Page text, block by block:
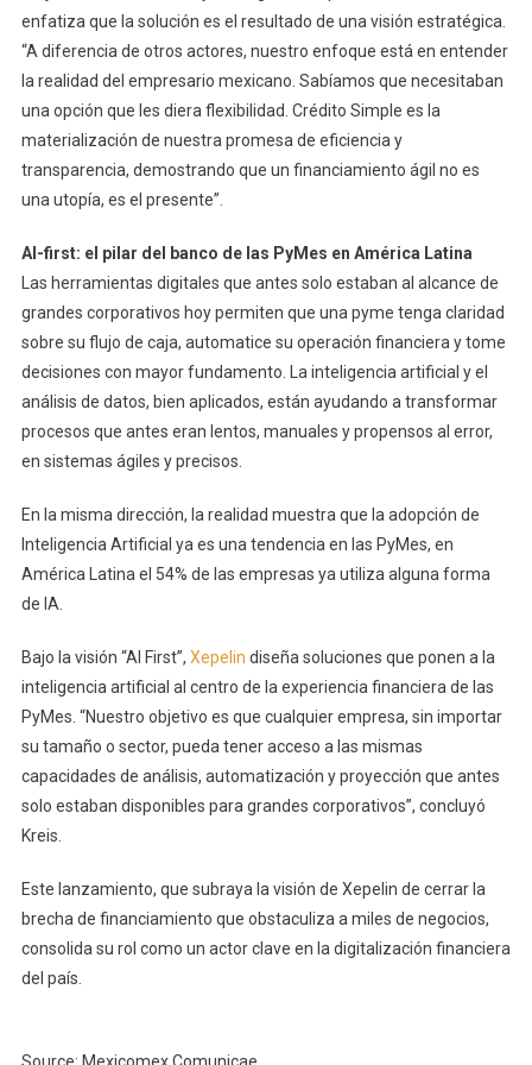
enfatiza que la solución es el resultado de una visión estratégica.
“A diferencia de otros actores, nuestro enfoque está en entender
la realidad del empresario mexicano. Sabíamos que necesitaban
una opción que les diera flexibilidad. Crédito Simple es la
materialización de nuestra promesa de eficiencia y
transparencia, demostrando que un financiamiento ágil no es
una utopía, es el presente”.
AI-first: el pilar del banco de las PyMes en América Latina
Las herramientas digitales que antes solo estaban al alcance de
grandes corporativos hoy permiten que una pyme tenga claridad
sobre su flujo de caja, automatice su operación financiera y tome
decisiones con mayor fundamento. La inteligencia artificial y el
análisis de datos, bien aplicados, están ayudando a transformar
procesos que antes eran lentos, manuales y propensos al error,
en sistemas ágiles y precisos.
En la misma dirección, la realidad muestra que la adopción de
Inteligencia Artificial ya es una tendencia en las PyMes, en
América Latina el 54% de las empresas ya utiliza alguna forma
de IA.
Bajo la visión “AI First”, Xepelin diseña soluciones que ponen a la
inteligencia artificial al centro de la experiencia financiera de las
PyMes. “Nuestro objetivo es que cualquier empresa, sin importar
su tamaño o sector, pueda tener acceso a las mismas
capacidades de análisis, automatización y proyección que antes
solo estaban disponibles para grandes corporativos”, concluyó
Kreis.
Este lanzamiento, que subraya la visión de Xepelin de cerrar la
brecha de financiamiento que obstaculiza a miles de negocios,
consolida su rol como un actor clave en la digitalización financiera
del país.